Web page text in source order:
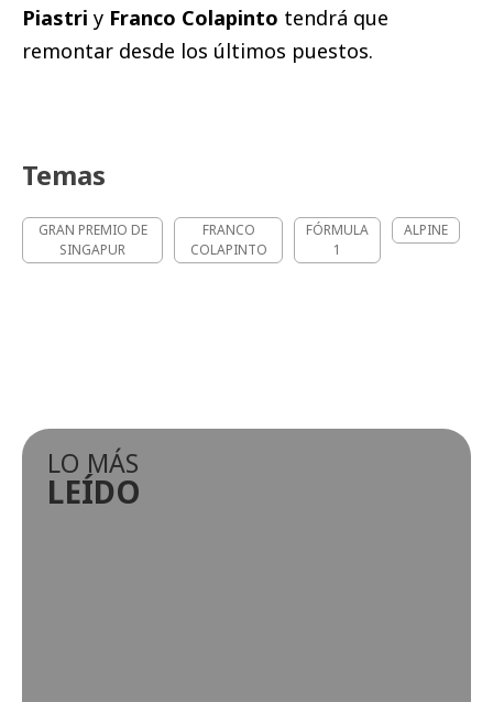
Piastri y Franco Colapinto tendrá que
remontar desde los últimos puestos.
Temas
GRAN PREMIO DE
SINGAPUR
FRANCO
COLAPINTO
FÓRMULA
1
ALPINE
LO MÁS
LEÍDO